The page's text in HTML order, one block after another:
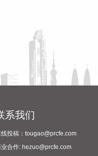
系我们
线投稿：tougao@prcfe.com
业合作: hezuo@prcfe.com